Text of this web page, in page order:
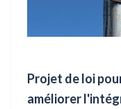
Projet de loi
améliorer